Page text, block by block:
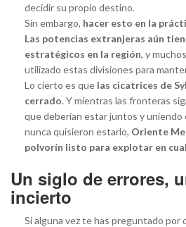
decidir su propio destino.
Sin embargo, hacer esto en la
Las potencias extranjeras aún
estratégicos en la región, y
utilizado estas divisiones para
Lo cierto es que las cicatrices de
cerrado. Y mientras las fronteras
que deberían estar juntos y uniendo
nunca quisieron estarlo, Oriente
polvorín listo para explotar en
Un siglo de errores,
incierto
Si alguna vez te has preguntado por